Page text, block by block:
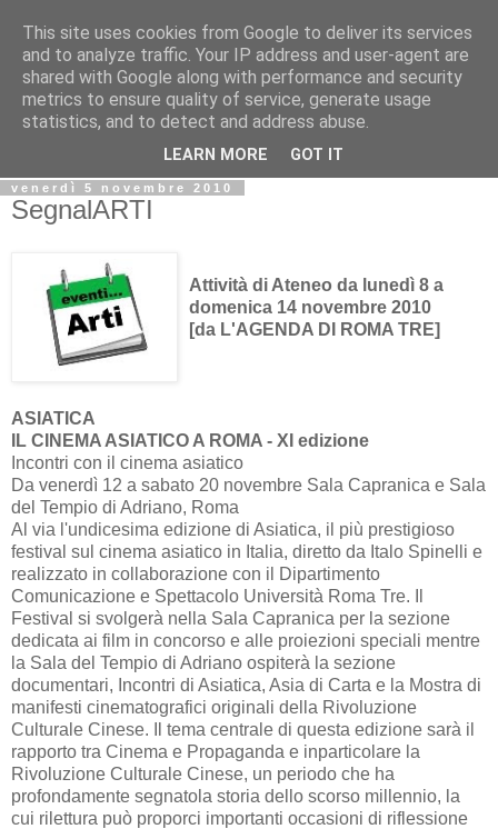
Biblio@rti in
Il Blog della Biblioteca di Area delle arti per condividere
informazioni iniziative incontri
venerdì 5 novembre 2010
SegnalARTI
Attività di Ateneo da lunedì 8 a
domenica 14 novembre 2010
[da L'AGENDA DI ROMA TRE]
ASIATICA
IL CINEMA ASIATICO A ROMA - XI edizione
Incontri con il cinema asiatico
Da venerdì 12 a sabato 20 novembre Sala Capranica e Sala
del Tempio di Adriano, Roma
Al via l'undicesima edizione di Asiatica, il più prestigioso
festival sul cinema asiatico in Italia, diretto da Italo Spinelli e
realizzato in collaborazione con il Dipartimento
Comunicazione e Spettacolo Università Roma Tre. Il
Festival si svolgerà nella Sala Capranica per la sezione
dedicata ai film in concorso e alle proiezioni speciali mentre
la Sala del Tempio di Adriano ospiterà la sezione
documentari, Incontri di Asiatica, Asia di Carta e la Mostra di
manifesti cinematografici originali della Rivoluzione
Culturale Cinese. Il tema centrale di questa edizione sarà il
rapporto tra Cinema e Propaganda e inparticolare la
Rivoluzione Culturale Cinese, un periodo che ha
profondamente segnatola storia dello scorso millennio, la
cui rilettura può proporci importanti occasioni di riflessione
This site uses cookies from Google to deliver its services
and to analyze traffic. Your IP address and user-agent are
shared with Google along with performance and security
metrics to ensure quality of service, generate usage
statistics, and to detect and address abuse.
LEARN MORE GOT IT